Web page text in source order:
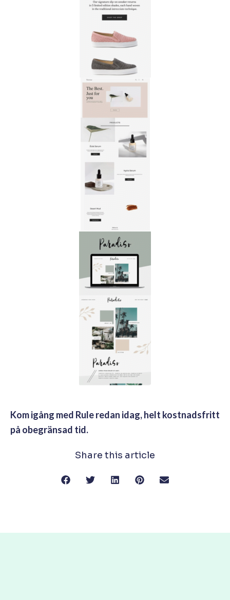
Kom igång med Rule redan idag, helt kostnadsfritt
på obegränsad tid.
Share this article